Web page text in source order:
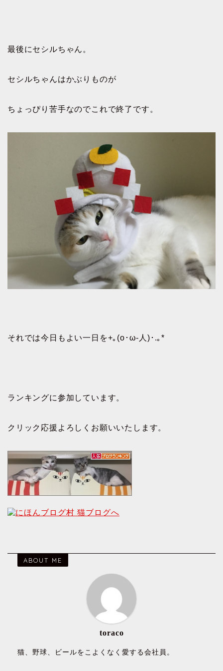
最後にセシルちゃん。
セシルちゃんはかぶりものが
ちょっぴり苦手なのでこれで終了です。
それでは今日もよい一日を+｡(o･ω-人)･.｡*
ランキングに参加しています。
クリック応援よろしくお願いいたします。
ABOUT ME
toraco
猫、野球、ビールをこよくなく愛する会社員。